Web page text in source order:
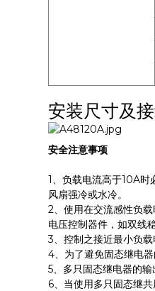
安装尺寸及
安全注意事项
1、负载电流高于10A
风扇强冷或水冷。
2、使用在交流感性负
电压控制器件，如双线
3、控制之接近最小负
4、为了避免固态继电
5、多只固态继电器的
6、当使用多只固态继